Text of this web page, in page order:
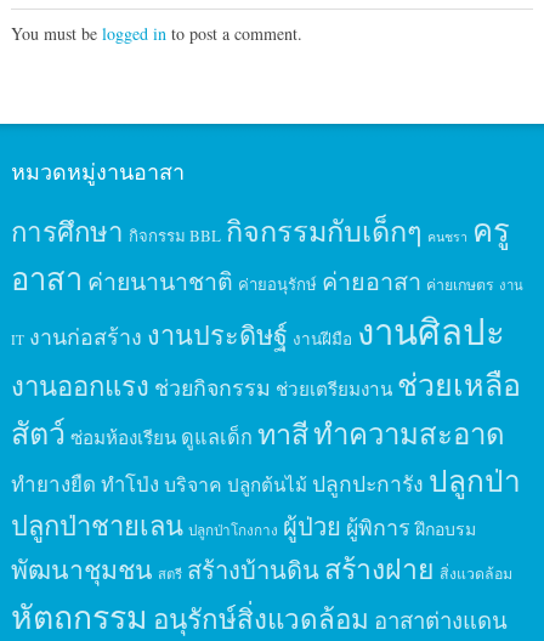
You must be logged into post a comment.
หมวดหมู่งานอาสา
การศึกษา กิจกรรม BBL กิจกรรมกับเด็กๆ คนชรา ครู
อาสา ค่ายนานาชาติ ค่ายอนุรักษ์ ค่ายอาสา ค่ายเกษตร งาน
IT งานก่อสร้าง งานประดิษฐ์ งานฝีมือ งานศิลปะ
งานออกแรง ช่วยกิจกรรม ช่วยเตรียมงาน ช่วยเหลือ
สัตว์ ซ่อมห้องเรียน ดูแลเด็ก ทาสีทำความสะอาด
ทำยางยืด ทำโป่ง บริจาค ปลูกต้นไม้ ปลูกปะการัง ปลูกป่า
ปลูกป่าชายเลน ปลูกป่าโกงกาง ผู้ป่วย ผู้พิการ ฝึกอบรม
พัฒนาชุมชน สตรี สร้างบ้านดินสร้างฝาย สิ่งแวดล้อม
หัตถกรรม อนุรักษ์สิ่งแวดล้อม อาสาต่างแดน